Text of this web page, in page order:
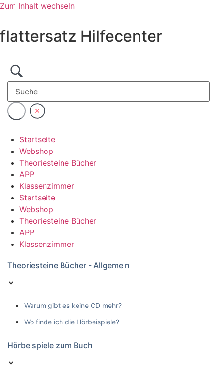
Zum Inhalt wechseln
flattersatz Hilfecenter
Startseite
Webshop
Theoriesteine Bücher
APP
Klassenzimmer
Startseite
Webshop
Theoriesteine Bücher
APP
Klassenzimmer
Theoriesteine Bücher - Allgemein
Warum gibt es keine CD mehr?
Wo finde ich die Hörbeispiele?
Hörbeispiele zum Buch